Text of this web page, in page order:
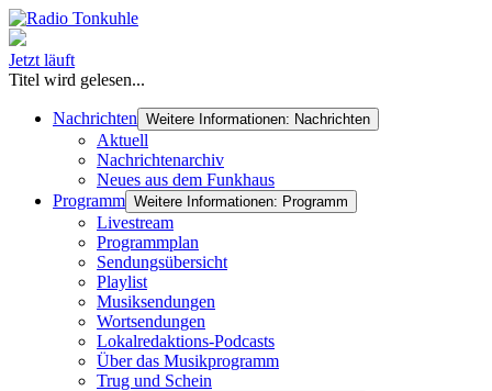
Jetzt läuft
Titel wird gelesen...
Nachrichten Weitere Informationen: Nachrichten
Aktuell
Nachrichtenarchiv
Neues aus dem Funkhaus
Programm Weitere Informationen: Programm
Livestream
Programmplan
Sendungsübersicht
Playlist
Musiksendungen
Wortsendungen
Lokalredaktions-Podcasts
Über das Musikprogramm
Trug und Schein